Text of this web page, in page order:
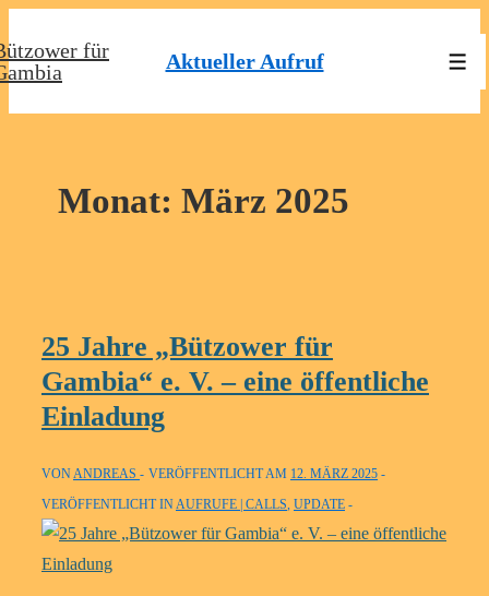
Zum
Inhalt
für
Aktueller Aufruf
Monat: März 2025
25 Jahre „Bützower für
Gambia“ e. V. – eine öffentliche
Einladung
VONANDREAS VERÖFFENTLICHT AM 12. MÄRZ 2025
VERÖFFENTLICHT INAUFRUFE | CALLS, UPDATE